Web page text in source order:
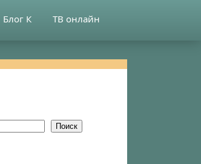
Блог К ТВ онлайн
Поиск